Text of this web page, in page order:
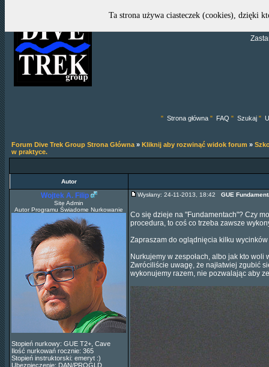
" Strona główna " FAQ " Szukaj "
Forum Dive Trek Group Strona Główna » Kliknij aby rozwinąć widok forum »
w praktyce.
Autor
Wojtek A. Filip
Site Admin
Autor Programu Świadome Nurkowanie
Stopień nurkowy: GUE T2+, Cave
Ilość nurkowań rocznie: 365
Stopień instruktorski: emeryt :)
Ubezpieczenie: DAN/PROGLD
Wysłany: 24-11-2013, 18:42 GUE
Co się dzieje na "Fundamentach"? Czy
procedura, to coś co trzeba zawsze
Zapraszam do oglądnięcia kilku
Nurkujemy w zespołach, albo jak kto
Zwróciliście uwagę, że najłatwiej zgubić
wykonujemy razem, nie pozwalając aby
Ta strona używa ciasteczek (cookies), dzięki